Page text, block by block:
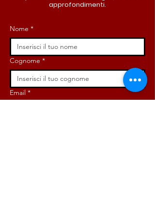
approfondimenti.
Nome *
Cognome *
Email *